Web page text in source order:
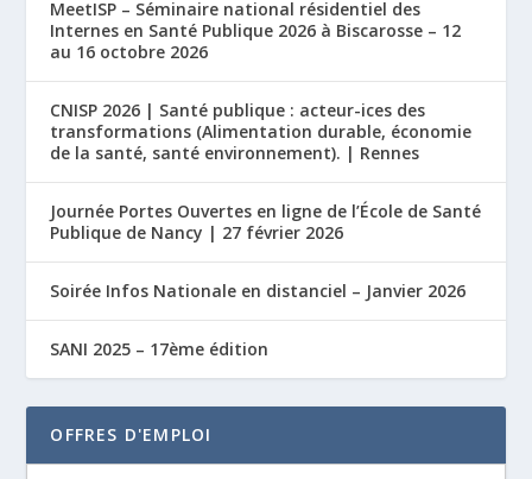
MeetISP – Séminaire national résidentiel des
Internes en Santé Publique 2026 à Biscarosse – 12
au 16 octobre 2026
CNISP 2026 | Santé publique : acteur-ices des
transformations (Alimentation durable, économie
de la santé, santé environnement). | Rennes
Journée Portes Ouvertes en ligne de l’École de Santé
Publique de Nancy | 27 février 2026
Soirée Infos Nationale en distanciel – Janvier 2026
SANI 2025 – 17ème édition
OFFRES D'EMPLOI